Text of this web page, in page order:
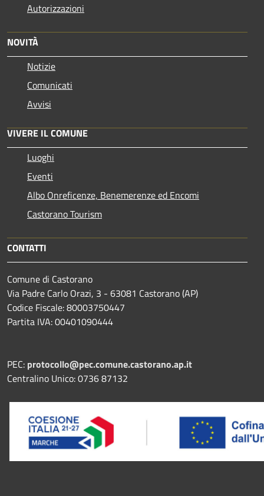
Autorizzazioni
NOVITÀ
Notizie
Comunicati
Avvisi
VIVERE IL COMUNE
Luoghi
Eventi
Albo Onreficenze, Benemerenze ed Encomi
Castorano Tourism
CONTATTI
Comune di Castorano
Via Padre Carlo Orazi, 3 - 63081 Castorano (AP)
Codice Fiscale: 80003750447
Partita IVA: 00401090444
PEC: protocollo@pec.comune.castorano.ap.it
Centralino Unico: 0736 87132